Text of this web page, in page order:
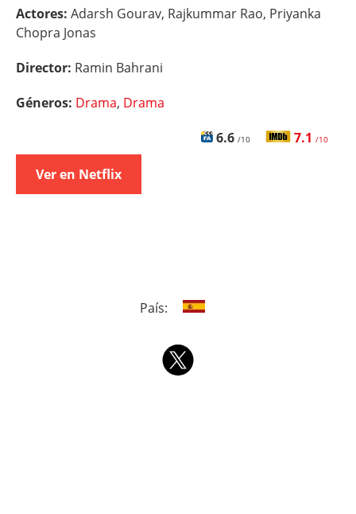
Actores: Adarsh Gourav, Rajkummar Rao, Priyanka
Chopra Jonas
Director: Ramin Bahrani
Géneros: Drama, Drama
6.6 /10 7.1 /10
Ver en Netflix
País: